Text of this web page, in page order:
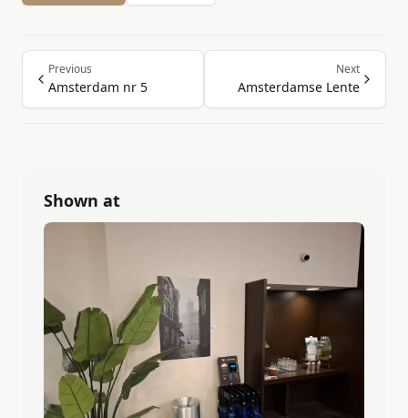
Previous
Amsterdam nr 5
Next
Amsterdamse Lente
Shown at